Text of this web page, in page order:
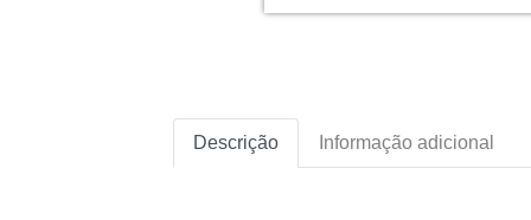
Descrição Informação adicional